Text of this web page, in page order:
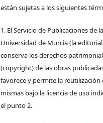
están sujetas a los siguientes
1. El Servicio de Publicaciones de la
Universidad de Murcia (la
conserva los derechos
(copyright) de las obras
favorece y permite la reutilización
mismas bajo la licencia de uso
el punto 2.